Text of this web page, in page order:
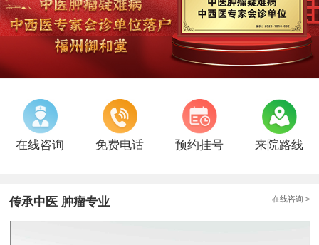
在线咨询 免费电话 预约挂号 来院路线
传承中医 肿瘤专业 在线咨询 >